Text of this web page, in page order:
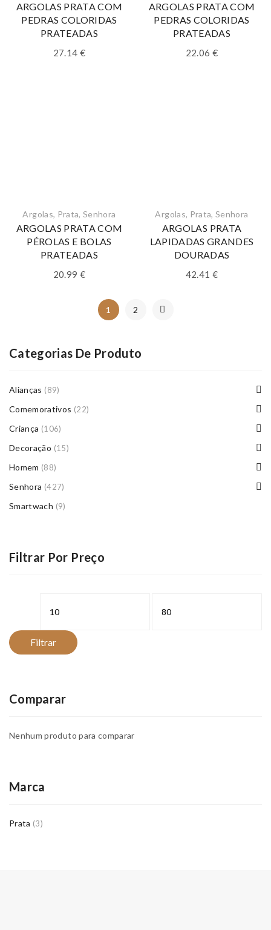
ARGOLAS PRATA COM
PEDRAS COLORIDAS
PRATEADAS
27.14 €
ARGOLAS PRATA COM
PEDRAS COLORIDAS
PRATEADAS
22.06 €
Argolas, Prata,Senhora
ARGOLAS PRATA COM
PÉROLAS E BOLAS
PRATEADAS
20.99 €
Argolas, Prata,Senhora
ARGOLAS PRATA
LAPIDADAS GRANDES
DOURADAS
42.41 €
1 2
Categorias De Produto
Alianças (89)
Comemorativos (22)
Criança (106)
Decoração (15)
Homem (88)
Senhora (427)
Smartwach (9)
Filtrar Por Preço
Filtrar
Comparar
Nenhum produto para comparar
Marca
Prata (3)